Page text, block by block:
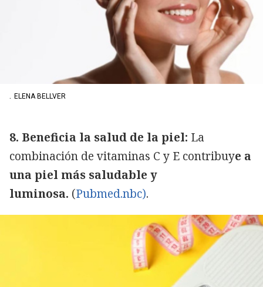
. ELENA BELLVER
8. Beneficia la salud de la piel: La
combinación de vitaminas C y E contribuye a
una piel más saludable y
luminosa. (Pubmed.nbc).